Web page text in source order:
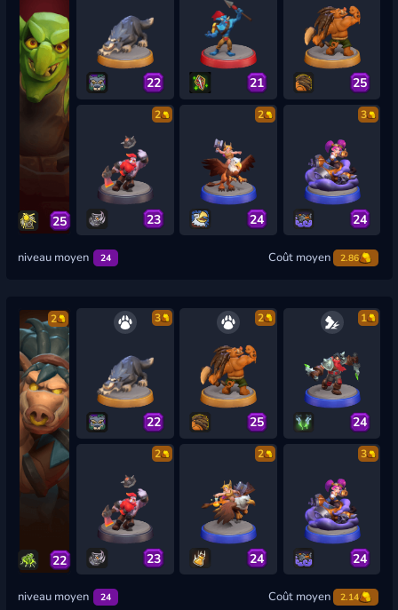
25
22 21 25
2
23
2
24
3
24
niveau moyen 24 Coût moyen 2.86
2
22
3
22
2
25
1
24
2
23
2
24
3
24
niveau moyen 24 Coût moyen 2.14